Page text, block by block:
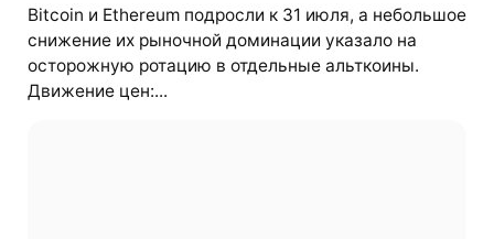
Bitcoin и Ethereum подросли к 31 июля, а небольшое
снижение их рыночной доминации указало на
осторожную ротацию в отдельные альткоины.
Движение цен:...